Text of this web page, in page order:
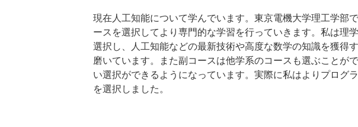
現在人工知能について学んでいます。東京電機大学理工学部
ースを選択してより専門的な学習を行っていきます。私は理
選択し、人工知能などの最新技術や高度な数学の知識を獲得
磨いています。また副コースは他学系のコースも選ぶことが
い選択ができるようになっています。実際に私はよりプログ
を選択しました。